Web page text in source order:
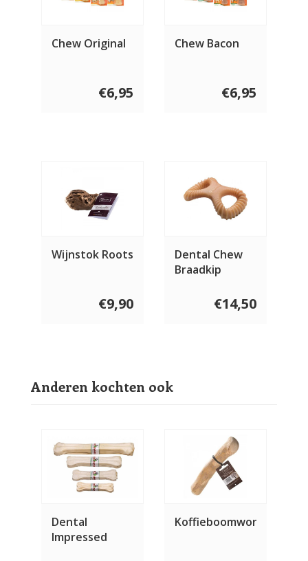
Chew Original
€6,95
Chew Bacon
€6,95
Wijnstok Roots
€9,90
Dental Chew
Braadkip
€14,50
Anderen kochten ook
Dental
Impressed
Koffieboomwortel